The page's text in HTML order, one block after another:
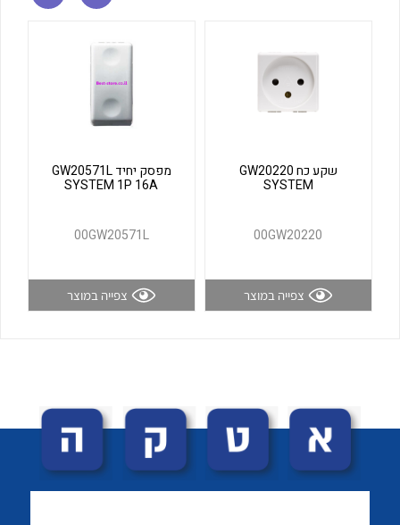
שקע כח GW20220
SYSTEM
00GW20220
צפייה במוצר
מפסק יחיד GW20571L
SYSTEM 1P 16A
00GW20571L
צפייה במוצר